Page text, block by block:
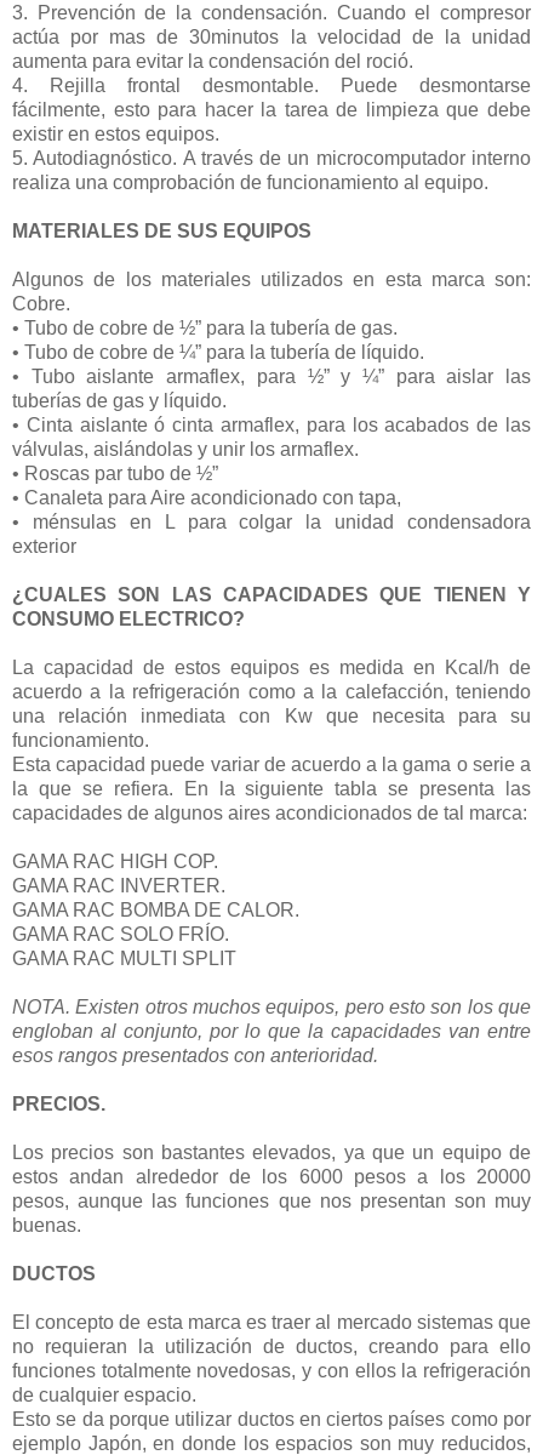
3. Prevención de la condensación. Cuando el compresor
actúa por mas de 30minutos la velocidad de la unidad
aumenta para evitar la condensación del roció.
4. Rejilla frontal desmontable. Puede desmontarse
fácilmente, esto para hacer la tarea de limpieza que debe
existir en estos equipos.
5. Autodiagnóstico. A través de un microcomputador interno
realiza una comprobación de funcionamiento al equipo.
MATERIALES DE SUS EQUIPOS
Algunos de los materiales utilizados en esta marca son:
Cobre.
• Tubo de cobre de ½” para la tubería de gas.
• Tubo de cobre de ¼” para la tubería de líquido.
• Tubo aislante armaflex, para ½” y ¼” para aislar las
tuberías de gas y líquido.
• Cinta aislante ó cinta armaflex, para los acabados de las
válvulas, aislándolas y unir los armaflex.
• Roscas par tubo de ½”
• Canaleta para Aire acondicionado con tapa,
• ménsulas en L para colgar la unidad condensadora
exterior
¿CUALES SON LAS CAPACIDADES QUE TIENEN Y
CONSUMO ELECTRICO?
La capacidad de estos equipos es medida en Kcal/h de
acuerdo a la refrigeración como a la calefacción, teniendo
una relación inmediata con Kw que necesita para su
funcionamiento.
Esta capacidad puede variar de acuerdo a la gama o serie a
la que se refiera. En la siguiente tabla se presenta las
capacidades de algunos aires acondicionados de tal marca:
GAMA RAC HIGH COP.
GAMA RAC INVERTER.
GAMA RAC BOMBA DE CALOR.
GAMA RAC SOLO FRÍO.
GAMA RAC MULTI SPLIT
NOTA. Existen otros muchos equipos, pero esto son los que
engloban al conjunto, por lo que la capacidades van entre
esos rangos presentados con anterioridad.
PRECIOS.
Los precios son bastantes elevados, ya que un equipo de
estos andan alrededor de los 6000 pesos a los 20000
pesos, aunque las funciones que nos presentan son muy
buenas.
DUCTOS
El concepto de esta marca es traer al mercado sistemas que
no requieran la utilización de ductos, creando para ello
funciones totalmente novedosas, y con ellos la refrigeración
de cualquier espacio.
Esto se da porque utilizar ductos en ciertos países como por
ejemplo Japón, en donde los espacios son muy reducidos,